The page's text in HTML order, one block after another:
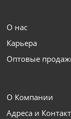
О нас
Карьера
Оптовые
О Компании
Адреса и